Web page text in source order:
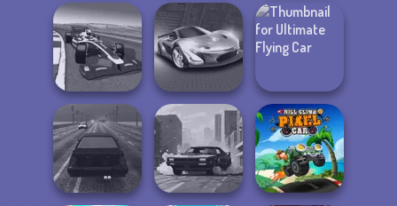
Carnage Battle
Arena
Hill Climbing
Mania
Grand Extreme
Racing
Grand Cyber City
Ultimate Flying
Car